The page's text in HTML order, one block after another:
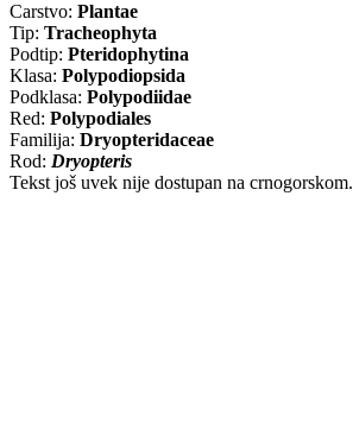
Carstvo: Plantae
Tip: Tracheophyta
Podtip: Pteridophytina
Klasa: Polypodiopsida
Podklasa: Polypodiidae
Red: Polypodiales
Familija: Dryopteridaceae
Rod: Dryopteris
Tekst još uvek nije dostupan na crnogorskom.